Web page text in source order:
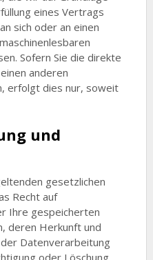
eines Vertrags
sich oder an einen
Sofern Sie die direkte
anderen
erfolgt dies nur, soweit
und
gesetzlichen
Recht auf
Ihre gespeicherten
deren Herkunft und
Datenverarbeitung
oder Löschung